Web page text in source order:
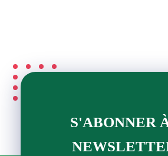
S'ABONNER